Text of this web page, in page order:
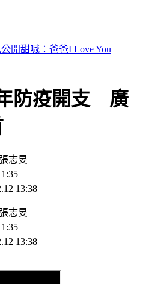
中北部防豪雨 恐一路濕到下週
防疫開支 廣
志旻
志旻